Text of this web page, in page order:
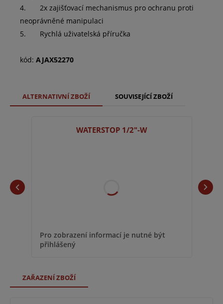
4. 2x zajišťovací mechanismus pro ochranu proti
neoprávněné manipulaci
5. Rychlá uživatelská příručka
kód: AJAX52270
ALTERNATIVNÍ ZBOŽÍ SOUVISEJÍCÍ ZBOŽÍ
WATERSTOP 1/2"-W
Pro zobrazení informací je nutné být
přihlášený
ZAŘAZENÍ ZBOŽÍ